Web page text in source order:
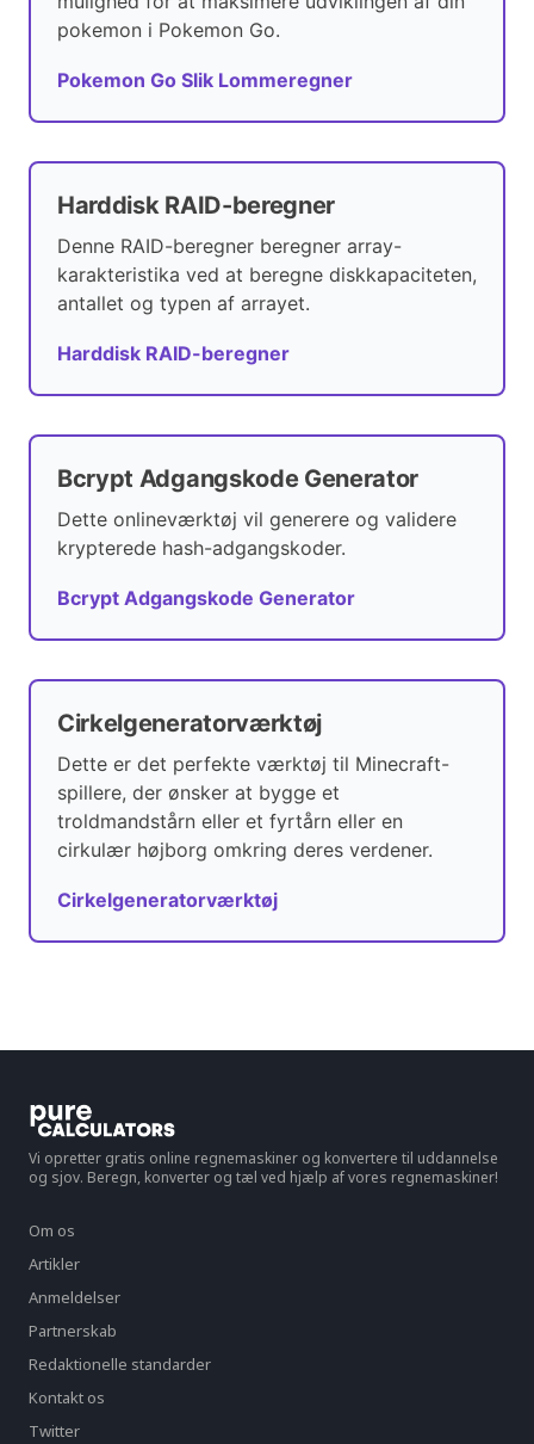
pokemon i Pokemon Go.
Pokemon Go Slik Lommeregner
Harddisk RAID-beregner
Denne RAID-beregner beregner array-
karakteristika ved at beregne diskkapaciteten,
antallet og typen af arrayet.
Harddisk RAID-beregner
Bcrypt Adgangskode Generator
Dette onlineværktøj vil generere og validere
krypterede hash-adgangskoder.
Bcrypt Adgangskode Generator
Cirkelgeneratorværktøj
Dette er det perfekte værktøj til Minecraft-
spillere, der ønsker at bygge et
troldmandstårn eller et fyrtårn eller en
cirkulær højborg omkring deres verdener.
Cirkelgeneratorværktøj
Vi opretter gratis online regnemaskiner og konvertere til uddannelse
og sjov. Beregn, konverter og tæl ved hjælp af vores regnemaskiner!
Om os
Artikler
Anmeldelser
Partnerskab
Redaktionelle standarder
Kontakt os
Twitter